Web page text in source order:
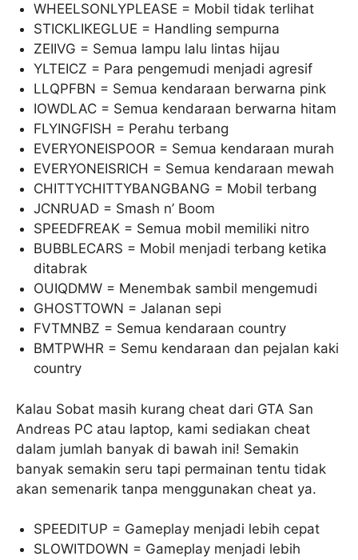
WHEELSONLYPLEASE = Mobil tidak terlihat
STICKLIKEGLUE = Handling sempurna
ZEIIVG = Semua lampu lalu lintas hijau
YLTEICZ = Para pengemudi menjadi agresif
LLQPFBN = Semua kendaraan berwarna pink
IOWDLAC = Semua kendaraan berwarna hitam
FLYINGFISH = Perahu terbang
EVERYONEISPOOR = Semua kendaraan murah
EVERYONEISRICH = Semua kendaraan mewah
CHITTYCHITTYBANGBANG = Mobil terbang
JCNRUAD = Smash n’ Boom
SPEEDFREAK = Semua mobil memiliki nitro
BUBBLECARS = Mobil menjadi terbang ketika
ditabrak
OUIQDMW = Menembak sambil mengemudi
GHOSTTOWN = Jalanan sepi
FVTMNBZ = Semua kendaraan country
BMTPWHR = Semu kendaraan dan pejalan kaki
country
Kalau Sobat masih kurang cheat dari GTA San
Andreas PC atau laptop, kami sediakan cheat
dalam jumlah banyak di bawah ini! Semakin
banyak semakin seru tapi permainan tentu tidak
akan semenarik tanpa menggunakan cheat ya.
SPEEDITUP = Gameplay menjadi lebih cepat
SLOWITDOWN = Gameplay menjadi lebih